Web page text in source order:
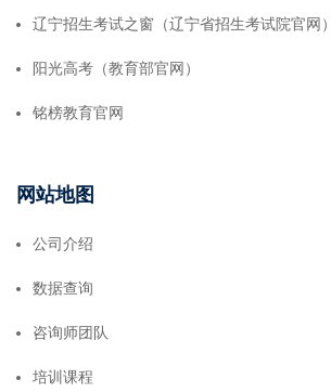
辽宁招生考试之窗（辽宁省招生考试院官网）
阳光高考（教育部官网）
铭榜教育官网
网站地图
公司介绍
数据查询
咨询师团队
培训课程